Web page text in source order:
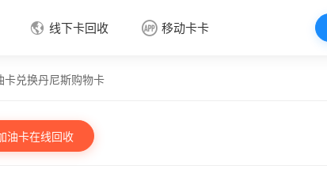
 线下卡回收  移动卡卡
卡兑换丹尼斯购物卡
油卡在线回收